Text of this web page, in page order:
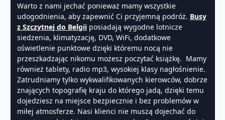
Warto z nami jechać ponieważ mamy wszystkie
udogodnienia, aby zapewnić Ci przyjemną podróż. Busy
z Szczytnej do Belgii posiadają wygodne lotnicze
siedzenia, klimatyzację, DVD, WiFi, dodatkowe
oświetlenie punktowe dzięki któremu nocą nie
przeszkadzając nikomu możesz poczytać książkę. Mamy
również tablety, radio mp3, wysokiej klasy nagłośnienie.
Zatrudniamy tylko wykwalifikowanych kierowców, dobrze
znających topografię kraju do którego jadą, dzięki temu
dojedziesz na miejsce bezpiecznie i bez problemów w
miłej atmosferze. Nasi klienci nie muszą dojechać do